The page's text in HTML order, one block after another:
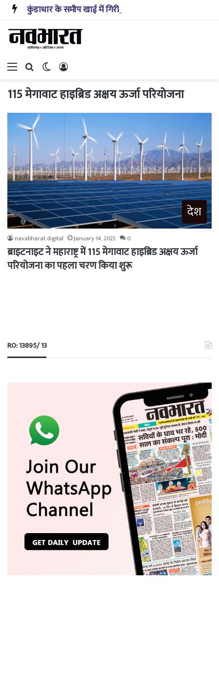
Menu Search forSwitch skin
115 मेगावाट हाइब्रिड अक्षय ऊर्जा परियोजना
देश
navabharat digital January 14, 2025 0
ब्राइटनाइट ने महाराष्ट्र में 115 मेगावाट हाइब्रिड अक्षय ऊर्जा
परियोजना का पहला चरण किया शुरू
RO: 13895/ 13